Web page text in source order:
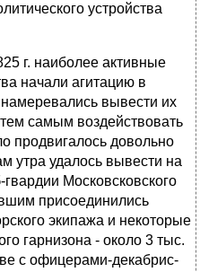
устройства
г. наиболее активные
начали агитацию в
вывести их
самым воздействовать
продвигалось довольно
утра удалось вывести на
Московсковского
присоединились
экипажа и некоторые
гарнизо­на - около 3 тыс.
с офицерами-декабрис­